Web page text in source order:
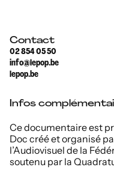
Contact
02 854 05 50
info@lepop.be
lepop.be
Infos
Ce documentaire est
Doc créé et organisé
l’Audiovisuel de la
soutenu par la